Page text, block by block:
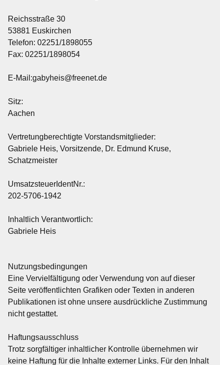
Impressum
Reichsstraße 30
53881 Euskirchen
Telefon: 02251/1898055
Fax: 02251/1898054
E-Mail:gabyheis@freenet.de
Sitz:
Aachen
Vertretungberechtigte Vorstandsmitglieder:
Gabriele Heis, Vorsitzende, Dr. Edmund Kruse,
Schatzmeister
UmsatzsteuerIdentNr.:
202-5706-1942
Inhaltlich Verantwortlich:
Gabriele Heis
Nutzungsbedingungen
Eine Vervielfältigung oder Verwendung von auf dieser
Seite veröffentlichten Grafiken oder Texten in anderen
Publikationen ist ohne unsere ausdrückliche Zustimmung
nicht gestattet.
Haftungsausschluss
Trotz sorgfältiger inhaltlicher Kontrolle übernehmen wir
keine Haftung für die Inhalte externer Links. Für den Inhalt